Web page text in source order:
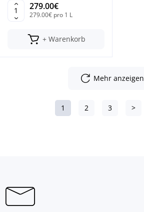
279.00€
279.00€ pro 1 L
+ Warenkorb
Mehr anzeigen
1 2 3 >